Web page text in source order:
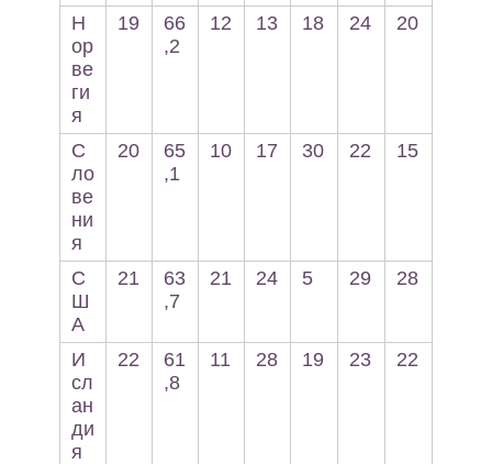
Н
ор
ве
ги
я
19
66
,2
12 13 18 24 20
С
ло
ве
ни
я
20
65
,1
10 17 30 22 15
С
Ш
А
21
63
,7
21 24 5 29 28
И
сл
ан
ди
я
22
61
,8
11 28 19 23 22